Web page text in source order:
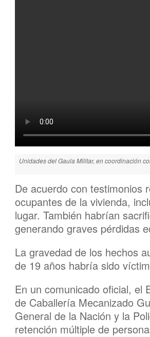
Unidades del Gaula Militar, en coordinación
De acuerdo con testimonios
ocupantes de la vivienda,
lugar. También habrían
generando graves pérdidas
La gravedad de los hechos
de 19 años habría sido
En un comunicado oficial, el
de Caballería Mecanizado
General de la Nación y la
retención múltiple de